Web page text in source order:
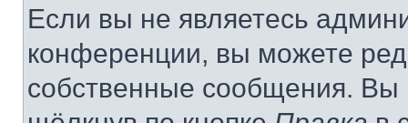
Если вы не являетесь
конференции, вы можете
собственные сообщения. Вы